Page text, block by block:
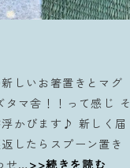
しいお箸置きとマグ
マ舎！！って感じ そ
かびます♪ 新しく届
したらスプーン置き
せ…>>続きを読む